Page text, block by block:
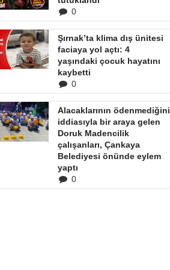
0
Şırnak’ta klima dış ünitesi
faciaya yol açtı: 4
yaşındaki çocuk hayatını
kaybetti
0
Alacaklarının ödenmediğini
iddiasıyla bir araya gelen
Doruk Madencilik
çalışanları, Çankaya
Belediyesi önünde eylem
yaptı
0